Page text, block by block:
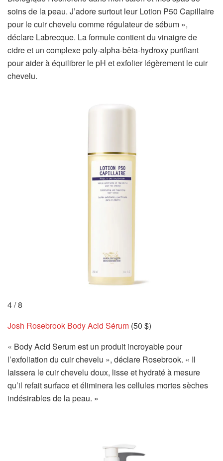
soins de la peau. J’adore surtout leur Lotion P50 Capillaire
pour le cuir chevelu comme régulateur de sébum »,
déclare Labrecque. La formule contient du vinaigre de
cidre et un complexe poly-alpha-bêta-hydroxy purifiant
pour aider à équilibrer le pH et exfolier légèrement le cuir
chevelu.
4/8
Josh Rosebrook Body Acid Sérum (50 $)
« Body Acid Serum est un produit incroyable pour
l’exfoliation du cuir chevelu », déclare Rosebrook. « Il
laissera le cuir chevelu doux, lisse et hydraté à mesure
qu’il refait surface et éliminera les cellules mortes sèches
indésirables de la peau. »